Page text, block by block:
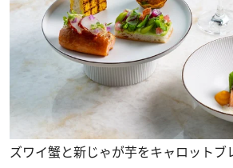
ズワイ蟹と新じゃが芋をキャロットブ